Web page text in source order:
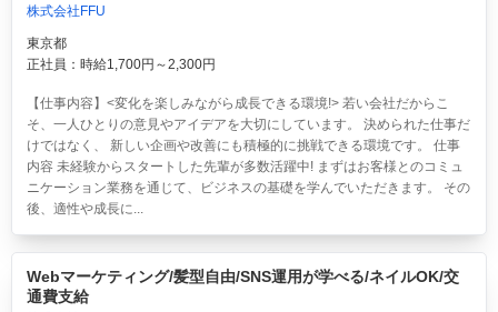
株式会社FFU
東京都
正社員：時給1,700円～2,300円
【仕事内容】<変化を楽しみながら成長できる環境!> 若い会社だからこ
そ、一人ひとりの意見やアイデアを大切にしています。 決められた仕事だ
けではなく、 新しい企画や改善にも積極的に挑戦できる環境です。 仕事
内容 未経験からスタートした先輩が多数活躍中! まずはお客様とのコミュ
ニケーション業務を通じて、ビジネスの基礎を学んでいただきます。 その
後、適性や成長に...
Webマーケティング/髪型自由/SNS運用が学べる/ネイルOK/交
通費支給